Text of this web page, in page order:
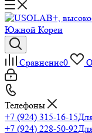
Сравнение0
Телефоны
+7 (924) 315-16-15
+7 (924) 228-50-92